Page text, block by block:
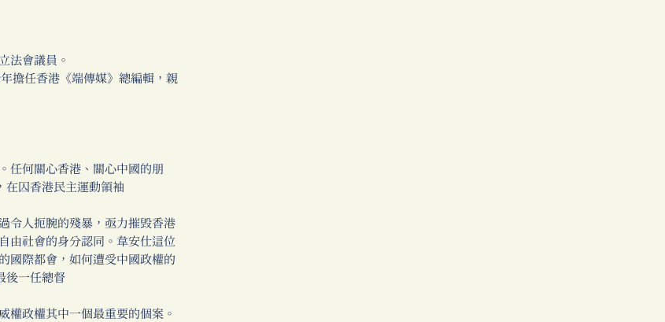
會議員。
任香港《端傳媒》總編輯，親
何關心香港、關心中國的朋
囚香港民主運動領袖
人扼腕的殘暴，亟力摧毁香港
由社會的身分認同。韋安仕這位
國際都會，如何遭受中國政權的
後一任總督
政權其中一個最重要的個案。